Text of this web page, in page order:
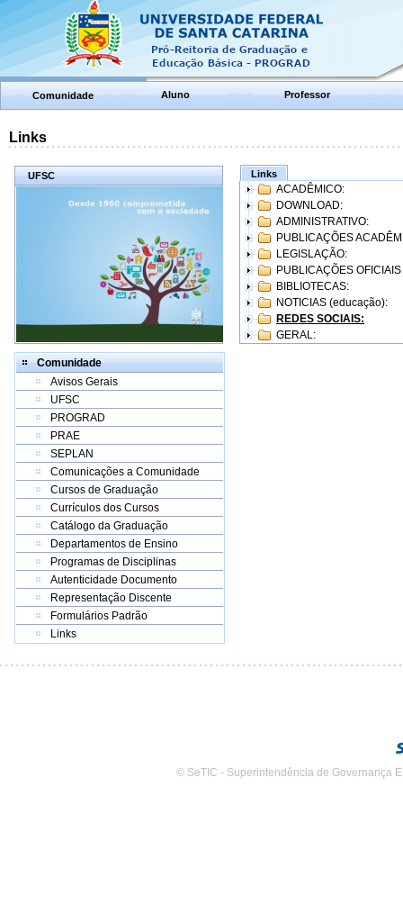
Comunidade Aluno Professor
Links
UFSC
Comunidade
Avisos Gerais
UFSC
PROGRAD
PRAE
SEPLAN
Comunicações a Comunidade
Cursos de Graduação
Currículos dos Cursos
Catálogo da Graduação
Departamentos de Ensino
Programas de Disciplinas
Autenticidade Documento
Representação Discente
Formulários Padrão
Links
Links
ACADÊMICO:
DOWNLOAD:
ADMINISTRATIVO:
PUBLICAÇÕES
LEGISLAÇÃO:
PUBLICAÇÕES
BIBLIOTECAS:
NOTICIAS (educação):
REDES SOCIAIS:
GERAL:
© SeTIC - Superintendência de Governança